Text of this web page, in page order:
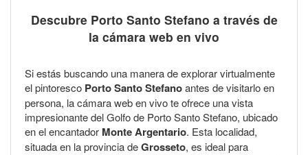
Descubre Porto Santo Stefano a través de
la cámara web en vivo
Si estás buscando una manera de explorar virtualmente
el pintoresco Porto Santo Stefanoantes de visitarlo en
persona, la cámara web en vivo te ofrece una vista
impresionante del Golfo de Porto Santo Stefano, ubicado
en el encantador Monte Argentario. Esta localidad,
situada en la provincia deGrosseto, es ideal para